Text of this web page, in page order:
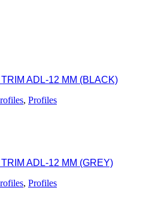
ADL-12 MM (BLACK)
, Profiles
ADL-12 MM (GREY)
, Profiles